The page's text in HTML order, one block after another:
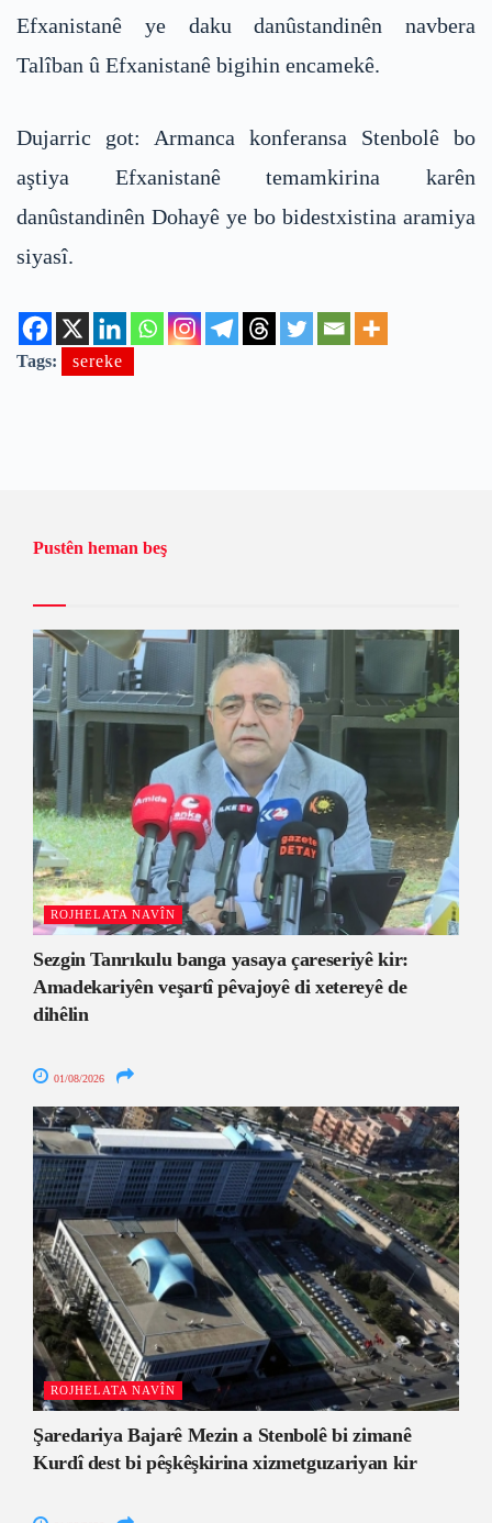
Efxanistanê ye daku danûstandinên navbera
Talîban û Efxanistanê bigihin encamekê.
Dujarric got: Armanca konferansa Stenbolê bo
aştiya Efxanistanê temamkirina karên
danûstandinên Dohayê ye bo bidestxistina aramiya
siyasî.
Tags: sereke
Pustên heman beş
ROJHELATA NAVÎN
Sezgin Tanrıkulu banga yasaya çareseriyê kir:
Amadekariyên veşartî pêvajoyê di xetereyê de
dihêlin
01/08/2026
ROJHELATA NAVÎN
Şaredariya Bajarê Mezin a Stenbolê bi zimanê
Kurdî dest bi pêşkêşkirina xizmetguzariyan kir